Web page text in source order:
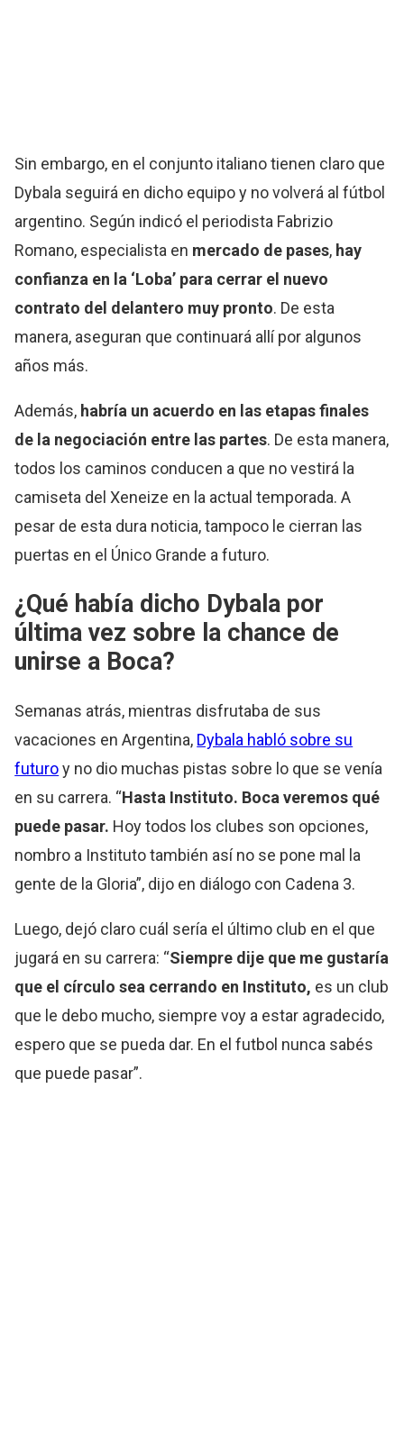
Sin embargo, en el conjunto italiano tienen claro que
Dybala seguirá en dicho equipo y no volverá al fútbol
argentino. Según indicó el periodista Fabrizio
Romano, especialista en mercado de pases, hay
confianza en la ‘Loba’ para cerrar el nuevo
contrato del delantero muy pronto. De esta
manera, aseguran que continuará allí por algunos
años más.
Además, habría un acuerdo en las etapas finales
de la negociación entre las partes. De esta manera,
todos los caminos conducen a que no vestirá la
camiseta del Xeneize en la actual temporada. A
pesar de esta dura noticia, tampoco le cierran las
puertas en el Único Grande a futuro.
¿Qué había dicho Dybala por
última vez sobre la chance de
unirse a Boca?
Semanas atrás, mientras disfrutaba de sus
vacaciones en Argentina, Dybala habló sobre su
futuroy no dio muchas pistas sobre lo que se venía
en su carrera. “Hasta Instituto. Boca veremos qué
puede pasar. Hoy todos los clubes son opciones,
nombro a Instituto también así no se pone mal la
gente de la Gloria”, dijo en diálogo con Cadena 3.
Luego, dejó claro cuál sería el último club en el que
jugará en su carrera: “Siempre dije que me gustaría
que el círculo sea cerrando en Instituto, es un club
que le debo mucho, siempre voy a estar agradecido,
espero que se pueda dar. En el futbol nunca sabés
que puede pasar”.